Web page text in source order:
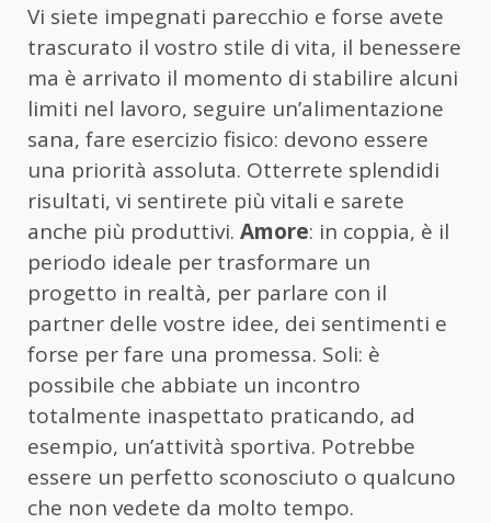
Vi siete impegnati parecchio e forse avete
trascurato il vostro stile di vita, il benessere
ma è arrivato il momento di stabilire alcuni
limiti nel lavoro, seguire un’alimentazione
sana, fare esercizio fisico: devono essere
una priorità assoluta. Otterrete splendidi
risultati, vi sentirete più vitali e sarete
anche più produttivi. Amore: in coppia, è il
periodo ideale per trasformare un
progetto in realtà, per parlare con il
partner delle vostre idee, dei sentimenti e
forse per fare una promessa. Soli: è
possibile che abbiate un incontro
totalmente inaspettato praticando, ad
esempio, un’attività sportiva. Potrebbe
essere un perfetto sconosciuto o qualcuno
che non vedete da molto tempo.